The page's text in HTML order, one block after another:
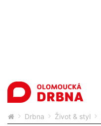
Drbna Život & styl